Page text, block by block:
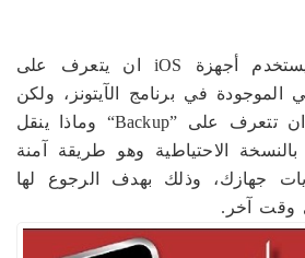
يجب على كل من يستخدم أجهزة iOS ان يتعرف على
الموجودة في برنامج الآيتونز، ولكن
عليك قبل ذلك يجب ان تتعرف على ”Backup“ وماذا ينقل
بالنسخة الاحتياطية وهو طريقة آمنة
جهازك، وذلك بهدف الرجوع لها
وقت آخر.